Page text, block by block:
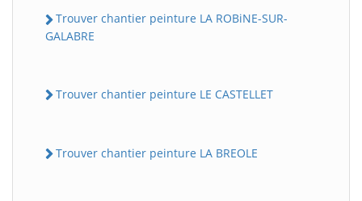
Trouver chantier peinture LA ROBiNE-SUR-
GALABRE
Trouver chantier peinture LE CASTELLET
Trouver chantier peinture LA BREOLE